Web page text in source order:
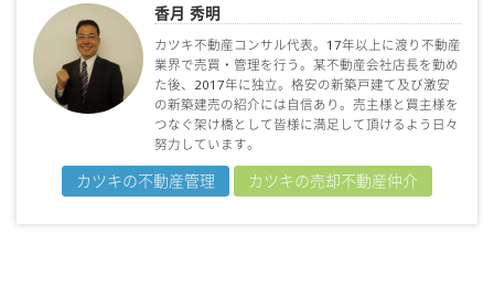
香月 秀明
カツキ不動産コンサル代表。17年以上に渡り不動産
業界で売買・管理を行う。某不動産会社店長を勤め
た後、2017年に独立。格安の新築戸建て及び激安
の新築建売の紹介には自信あり。売主様と買主様を
つなぐ架け橋として皆様に満足して頂けるよう日々
努力しています。
カツキの不動産管理 カツキの売却不動産仲介